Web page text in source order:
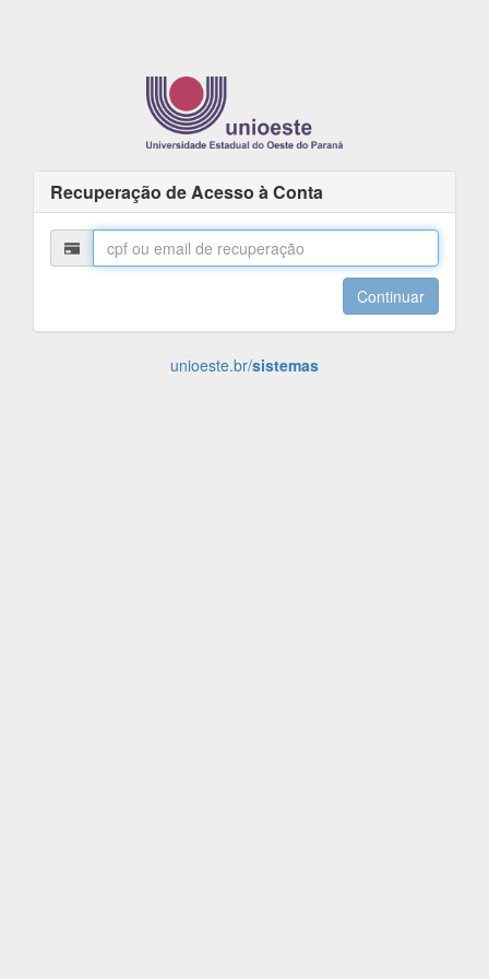
Recuperação de Acesso à Conta
Continuar
unioeste.br/sistemas